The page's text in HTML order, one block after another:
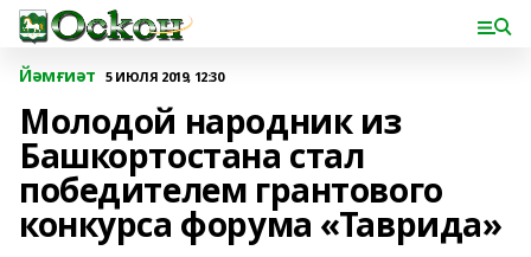
Йәмғиәт 5 ИЮЛЯ 2019, 12:30
Молодой народник из
Башкортостана стал
победителем грантового
конкурса форума «Таврида»